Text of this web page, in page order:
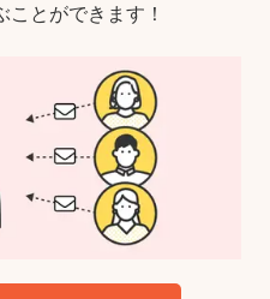
とができます！